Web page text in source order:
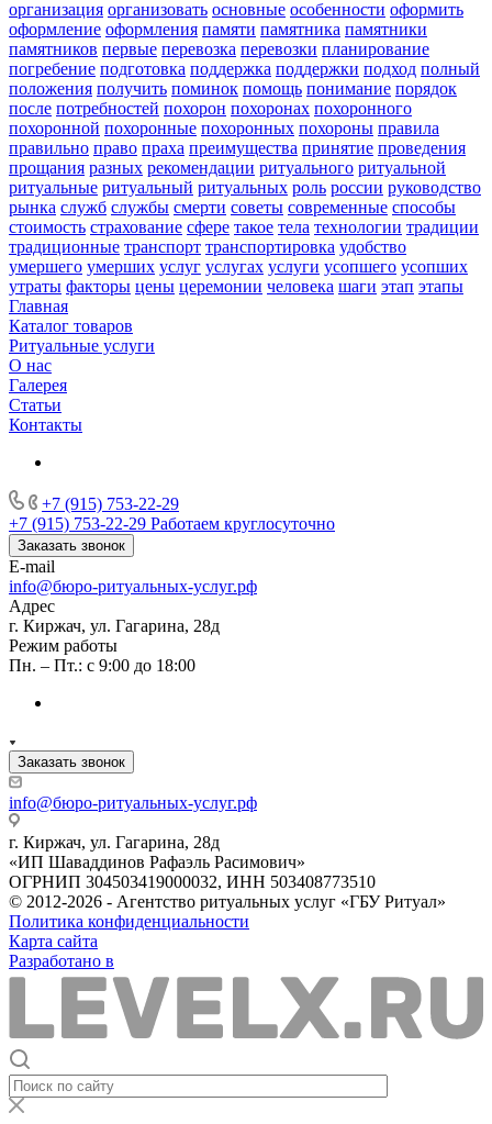
организация организовать основные особенности оформить
оформление оформления памяти памятника памятники
памятников первые перевозка перевозки планирование
погребение подготовка поддержка поддержки подход полный
положения получить поминок помощь понимание порядок
после потребностей похорон похоронах похоронного
похоронной похоронные похоронных похороны правила
правильно право праха преимущества принятие проведения
прощания разных рекомендации ритуального ритуальной
ритуальные ритуальный ритуальных роль россии руководство
рынка служб службы смерти советы современные способы
стоимость страхование сфере такое тела технологии традиции
традиционные транспорт транспортировка удобство
умершего умерших услуг услугах услуги усопшего усопших
утраты факторы цены церемонии человека шаги этап этапы
Главная
Каталог товаров
Ритуальные услуги
О нас
Галерея
Статьи
Контакты
+7 (915) 753-22-29
+7 (915) 753-22-29 Работаем круглосуточно
Заказать звонок
E-mail
info@бюро-ритуальных-услуг.рф
Адрес
г. Киржач, ул. Гагарина, 28д
Режим работы
Пн. – Пт.: с 9:00 до 18:00
Заказать звонок
info@бюро-ритуальных-услуг.рф
г. Киржач, ул. Гагарина, 28д
«ИП Шаваддинов Рафаэль Расимович»
ОГРНИП 304503419000032, ИНН 503408773510
© 2012-2026 - Агентство ритуальных услуг «ГБУ Ритуал»
Политика конфиденциальности
Карта сайта
Разработано в